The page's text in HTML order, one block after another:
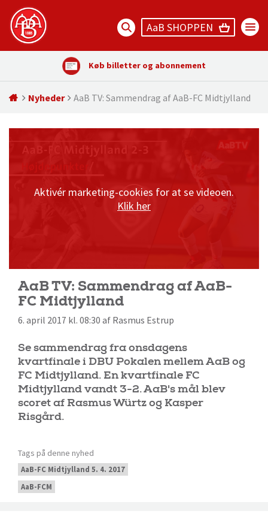
AaB SHOPPEN
Køb billetter og abonnement
Nyheder AaB TV: Sammendrag af AaB-FC Midtjylland
Aktivér marketing-cookies for at se videoen.
Klik her
AaB TV: Sammendrag af AaB-
FC Midtjylland
6. april 2017 kl. 08:30 af Rasmus Estrup
Se sammendrag fra onsdagens
kvartfinale i DBU Pokalen mellem AaB og
FC Midtjylland. En kvartfinale FC
Midtjylland vandt 3-2. AaB's mål blev
scoret af Rasmus Würtz og Kasper
Risgård.
Tags på denne nyhed
AaB-FC Midtjylland 5. 4. 2017
AaB-FCM